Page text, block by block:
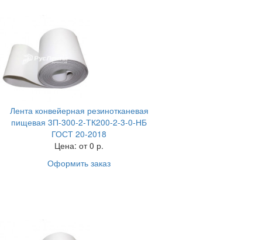
Лента конвейерная резинотканевая
пищевая 3П-300-2-ТК200-2-3-0-НБ
ГОСТ 20-2018
Цена: от 0 р.
Оформить заказ